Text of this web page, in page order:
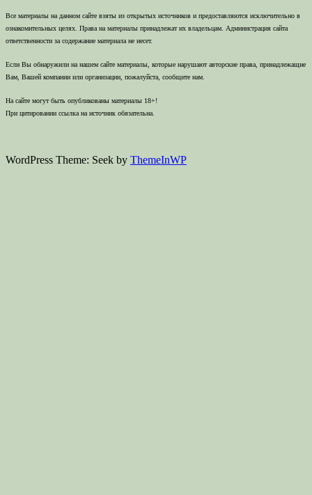
Все материалы на данном сайте взяты из открытых источников и предоставляются исключительно в
ознакомительных целях. Права на материалы принадлежат их владельцам. Администрация сайта
ответственности за содержание материала не несет.
Если Вы обнаружили на нашем сайте материалы, которые нарушают авторские права, принадлежащие
Вам, Вашей компании или организации, пожалуйста, сообщите нам.
На сайте могут быть опубликованы материалы 18+!
При цитировании ссылка на источник обязательна.
WordPress Theme: Seek by ThemeInWP